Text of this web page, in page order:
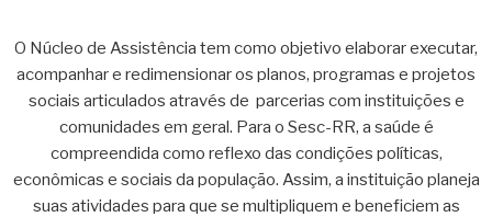
O Núcleo de Assistência tem como objetivo elaborar executar,
acompanhar e redimensionar os planos, programas e projetos
sociais articulados através de parcerias com instituições e
comunidades em geral. Para o Sesc-RR, a saúde é
compreendida como reflexo das condições políticas,
econômicas e sociais da população. Assim, a instituição planeja
suas atividades para que se multipliquem e beneficiem as